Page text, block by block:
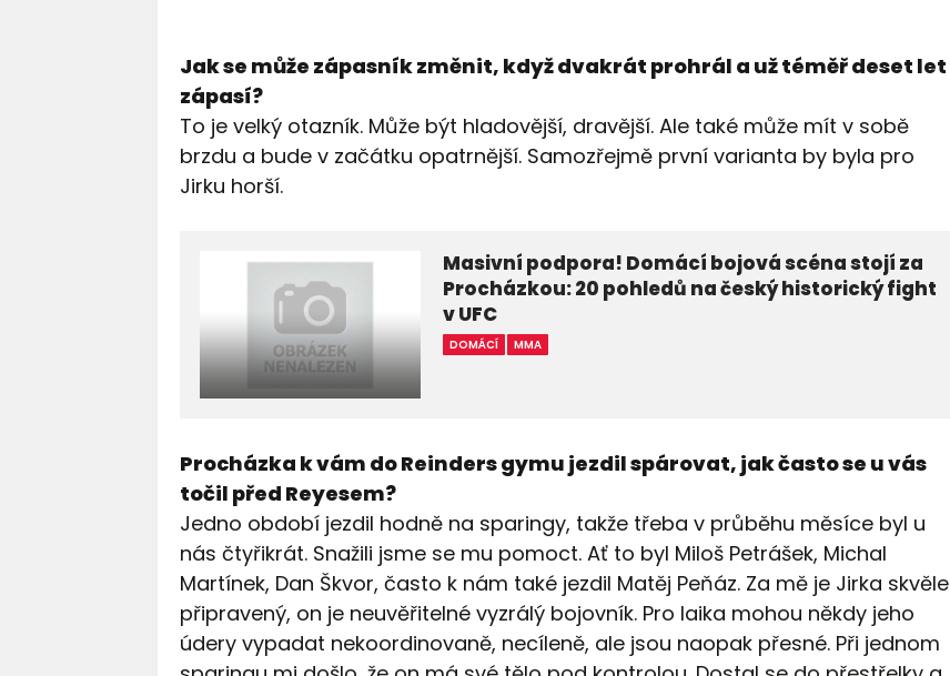
Jak se může zápasník změnit, když dvakrát prohrál a už téměř deset let
zápasí?
To je velký otazník. Může být hladovější, dravější. Ale také může mít v sobě
brzdu a bude v začátku opatrnější. Samozřejmě první varianta by byla pro
Jirku horší.
Masivní podpora! Domácí bojová scéna stojí za
Procházkou: 20 pohledů na český historický fight
v UFC
DOMÁCÍ MMA
Procházka k vám do Reinders gymu jezdil spárovat, jak často se u vás
točil před Reyesem?
Jedno období jezdil hodně na sparingy, takže třeba v průběhu měsíce byl u
nás čtyřikrát. Snažili jsme se mu pomoct. Ať to byl Miloš Petrášek, Michal
Martínek, Dan Škvor, často k nám také jezdil Matěj Peňáz. Za mě je Jirka skvěle
připravený, on je neuvěřitelné vyzrálý bojovník. Pro laika mohou někdy jeho
údery vypadat nekoordinovaně, necíleně, ale jsou naopak přesné. Při jednom